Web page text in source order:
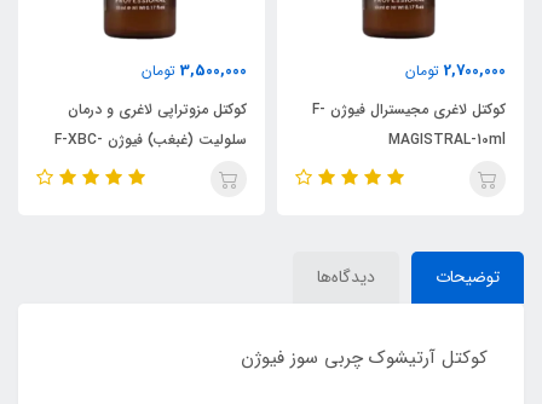
2,700,000 تومان
کوکتل لاغری مجیسترال فیوژن F-
MAGISTRAL-10ml
3,500,000 تومان
کوکتل مزوتراپی لاغری و درمان
سلولیت (غبغب) فیوژن F-XBC-
10ml
توضیحات دیدگاه‌ها
کوکتل آرتیشوک چربی سوز فیوژن